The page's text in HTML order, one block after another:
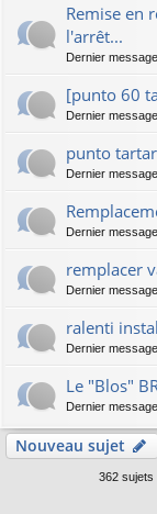
Remise en
l'arrêt...
Dernier
[punto 60
Dernier
punto
Dernier
Dernier
remplacer
Dernier
ralenti
Dernier
Le "Blos"
Dernier
Nouveau sujet
362 sujets